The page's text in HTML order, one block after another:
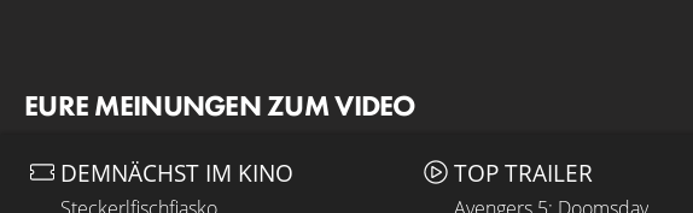
EURE MEINUNGEN ZUM VIDEO
DEMNÄCHST IM KINO TOP TRAILER